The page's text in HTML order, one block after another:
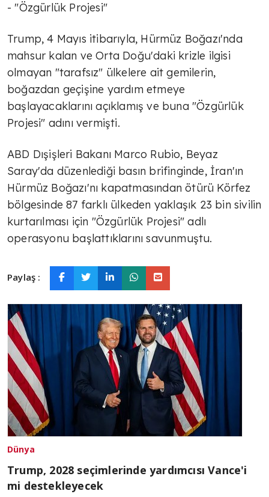
- "Özgürlük Projesi"
Trump, 4 Mayıs itibarıyla, Hürmüz Boğazı'nda
mahsur kalan ve Orta Doğu'daki krizle ilgisi
olmayan "tarafsız" ülkelere ait gemilerin,
boğazdan geçişine yardım etmeye
başlayacaklarını açıklamış ve buna "Özgürlük
Projesi" adını vermişti.
ABD Dışişleri Bakanı Marco Rubio, Beyaz
Saray'da düzenlediği basın brifinginde, İran'ın
Hürmüz Boğazı'nı kapatmasından ötürü Körfez
bölgesinde 87 farklı ülkeden yaklaşık 23 bin sivilin
kurtarılması için "Özgürlük Projesi" adlı
operasyonu başlattıklarını savunmuştu.
Paylaş :
Dünya
Trump, 2028 seçimlerinde yardımcısı Vance'i
mi destekleyecek